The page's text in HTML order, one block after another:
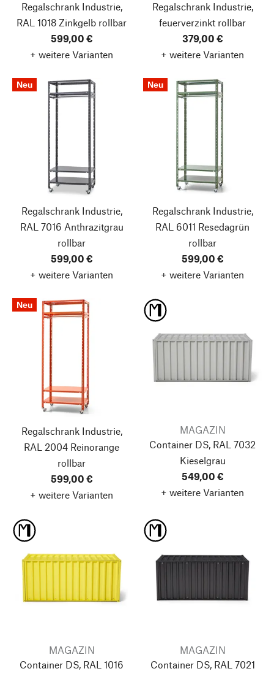
Regalschrank Industrie,
RAL 1018 Zinkgelb rollbar
599,00 €
+ weitere Varianten
Regalschrank Industrie,
feuerverzinkt rollbar
379,00 €
+ weitere Varianten
Neu
Regalschrank Industrie,
RAL 7016 Anthrazitgrau
rollbar
599,00 €
+ weitere Varianten
Neu
Regalschrank Industrie,
RAL 6011 Resedagrün
rollbar
599,00 €
+ weitere Varianten
Neu
Regalschrank Industrie,
RAL 2004 Reinorange
rollbar
599,00 €
+ weitere Varianten
MAGAZIN
Container DS, RAL 7032
Kieselgrau
549,00 €
+ weitere Varianten
MAGAZIN
Container DS, RAL 1016
MAGAZIN
Container DS, RAL 7021